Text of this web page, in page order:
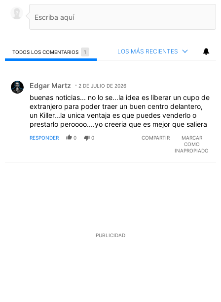
TODOS LOS COMENTARIOS 1 LOS MÁS RECIENTES
Edgar Martz 2 DE JULIO DE 2026
buenas noticias... no lo se...la idea es liberar un cupo de
extranjero para poder traer un buen centro delantero,
un Killer...la unica ventaja es que puedes venderlo o
prestarlo peroooo....yo creeria que es mejor que saliera
RESPONDER 0 0 COMPARTIR
MARCAR
COMO
INAPROPIADO
PUBLICIDAD